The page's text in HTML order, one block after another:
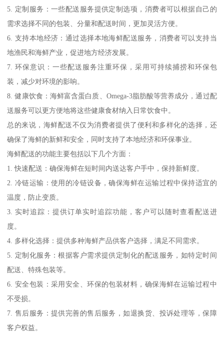
5. 定制服务：一些配送服务提供定制选项，消费者可以根据自己的
需求选择不同的包装、分量和配送时间，更加灵活方便。
6. 支持本地经济：通过选择本地海鲜配送服务，消费者可以支持当
地渔民和海鲜产业，促进地方经济发展。
7. 环保意识：一些配送服务注重环保，采用可持续捕捞和环保包
装，减少对环境的影响。
8. 健康饮食：海鲜富含蛋白质、Omega-3脂肪酸等营养成分，通过配
送服务可以更方便地将这些健康食材纳入日常饮食中。
总的来说，海鲜配送不仅为消费者提供了便利和多样化的选择，还
确保了海鲜的新鲜和安全，同时支持了本地经济和环保事业。
海鲜配送的功能主要包括以下几个方面：
1. 快速配送：确保海鲜在短时间内送达客户手中，保持新鲜度。
2. 冷链运输：使用的冷链设备，确保海鲜在运输过程中保持适宜的
温度，防止变质。
3. 实时追踪：提供订单实时追踪功能，客户可以随时查看配送进
度。
4. 多样化选择：提供多种海鲜产品供客户选择，满足不同需求。
5. 定制化服务：根据客户需求提供定制化的配送服务，如特定时间
配送、特殊包装等。
6. 安全包装：采用安全、环保的包装材料，确保海鲜在运输过程中
不受损。
7. 售后服务：提供完善的售后服务，如退换货、投诉处理等，保障
客户权益。